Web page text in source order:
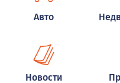
Авто
Новости